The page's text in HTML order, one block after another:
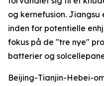
og kernefusion.
inden for potentielle
fokus på de "tre nye"
batterier og
Beijing-Tianjin-Hebei-